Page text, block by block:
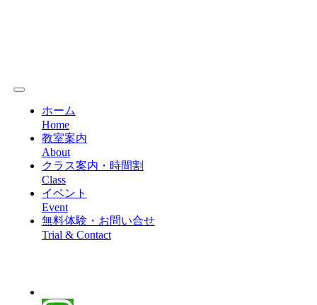
ホーム
Home
教室案内
About
クラス案内・時間割
Class
イベント
Event
無料体験・お問い合せ
Trial & Contact